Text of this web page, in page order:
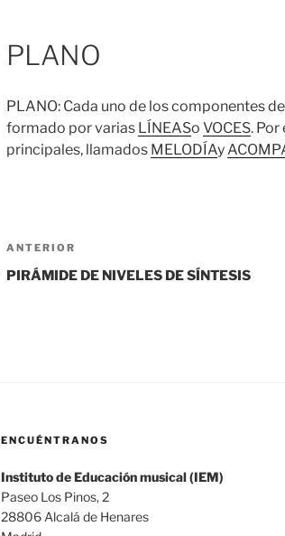
PLANO
PLANO: Cada uno de los componentes
formado por varias LÍNEASo VOCES.
principales, llamados MELODÍAy
Navegación
de
Entrada
anterior:
ANTERIOR
PIRÁMIDE DE NIVELES DE SÍNTESIS
ENCUÉNTRANOS
Instituto de Educación musical (IEM)
Paseo Los Pinos, 2
28806 Alcalá de Henares